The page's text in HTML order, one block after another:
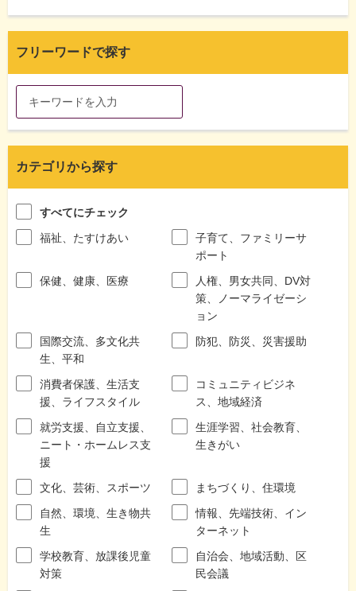
フリーワードで探す
カテゴリから探す
すべてにチェック
福祉、たすけあい
子育て、ファミリーサ
ポート
保健、健康、医療
人権、男女共同、DV対
策、ノーマライゼーシ
ョン
国際交流、多文化共
生、平和
防犯、防災、災害援助
消費者保護、生活支
援、ライフスタイル
コミュニティビジネ
ス、地域経済
就労支援、自立支援、
ニート・ホームレス支
援
生涯学習、社会教育、
生きがい
文化、芸術、スポーツ
まちづくり、住環境
自然、環境、生き物共
生
情報、先端技術、イン
ターネット
学校教育、放課後児童
対策
自治会、地域活動、区
民会議